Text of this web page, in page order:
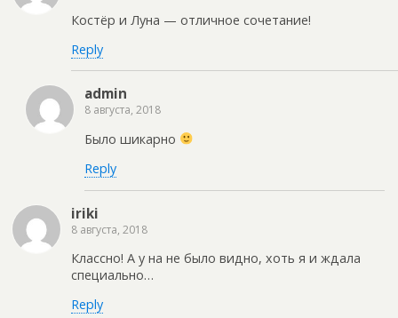
Костёр и Луна — отличное сочетание!
Reply
admin
8 августа, 2018
Было шикарно
Reply
iriki
8 августа, 2018
Классно! А у на не было видно, хоть я и ждала
специально…
Reply